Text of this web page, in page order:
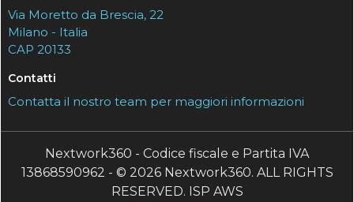
Via Moretto da Brescia, 22
Milano - Italia
CAP 20133
Contatti
Contatta il nostro team per maggiori informazioni
Nextwork360 - Codice fiscale e Partita IVA
13868590962 - © 2026 Nextwork360. ALL RIGHTS
RESERVED. ISP AWS